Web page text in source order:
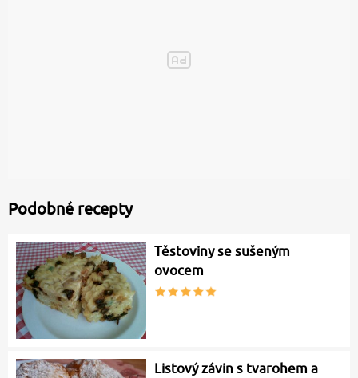
Podobné recepty
Těstoviny se sušeným
ovocem
Listový závin s tvarohem a